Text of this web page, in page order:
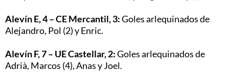
Alevín E, 4 – CE Mercantil, 3:Goles arlequinados de
Alejandro, Pol (2) y Enric.
Alevín F, 7 – UE Castellar, 2:Goles arlequinados de
Adrià, Marcos (4), Anas y Joel.